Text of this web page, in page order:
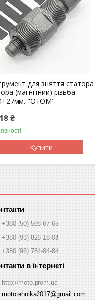
для зняття статора
(магнітний) різьба
"OTOM"
₴
Купити
+380 (50) 598-67-65
+380 (93) 826-18-08
+380 (96) 781-84-84
http://moto.prom.ua
mototehnika2017@gmail.com